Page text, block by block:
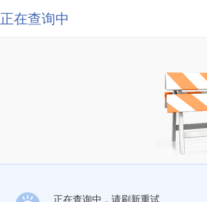
正在查询中
正在查询中，请刷新重试